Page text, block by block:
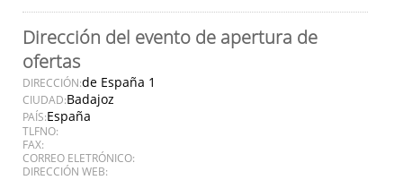
Dirección del evento de apertura de
ofertas
DIRECCIÓN:de España 1
CIUDAD:Badajoz
PAÍS:España
TLFNO:
FAX:
CORREO ELETRÓNICO:
DIRECCIÓN WEB: